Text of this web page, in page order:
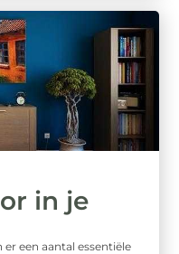
in je
een aantal essentiële